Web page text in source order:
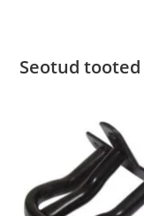
Seotud tooted